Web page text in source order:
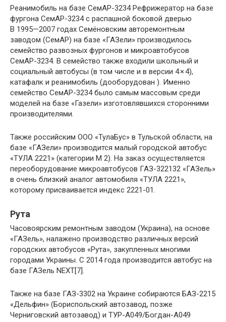
Реанимобиль на базе СемАР-3234 Рефрижератор на базе
фургона СемАР-3234 с распашной боковой дверью
В 1995—2007 годах Семёновским авторемонтным
заводом (СемАР) на базе «ГАЗели» производилось
семейство развозных фургонов и микроавтобусов
СемАР-3234. В семейство также входили школьный и
социальный автобусы (в том числе и в версии 4 × 4),
катафалк и реанимобиль (дооборудован ). Именно
семейство СемАР-3234 было самым массовым среди
моделей на базе «Газели» изготовлявшихся сторонними
производителями.
Также российским ООО «ТулаБус» в Тульской области, на
базе «ГАЗели» производится малый городской автобус
«ТУЛА 2221» (категории М 2). На заказ осуществляется
переоборудование микроавтобусов ГАЗ-322132 «ГАЗель»
в очень близкий аналог автомобиля «ТУЛА 2221»,
которому присваивается индекс 2221-01.
Рута
Часовоярским ремонтным заводом (Украина), на основе
«ГАЗель», налажено производство различных версий
городских автобусов «Рута», закупленных многими
городами Украины. С 2014 года производится автобус на
базе ГАЗель NEXT[7].
Также на базе ГАЗ-3302 на Украине собираются БАЗ-2215
«Дельфин» (Бориспольский автозавод, позже
Черниговский автозавод) и ТУР-А049/Богдан-А049